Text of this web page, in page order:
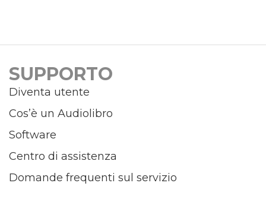
SUPPORTO
Diventa utente
Cos’è un Audiolibro
Software
Centro di assistenza
Domande frequenti sul servizio